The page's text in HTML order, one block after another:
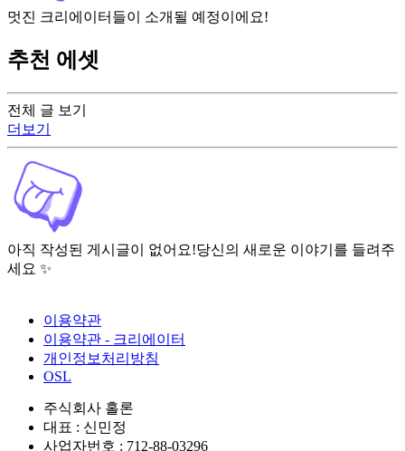
전체 글 보기
더보기
아직 작성된 게시글이 없어요!당신의 새로운 이야기를 들려주
세요 ✨
멋진 크리에이터들이 소개될 예정이에요!
추천 에셋
이용약관
이용약관 - 크리에이터
개인정보처리방침
OSL
주식회사 홀론
대표 : 신민정
사업자번호 : 712-88-03296